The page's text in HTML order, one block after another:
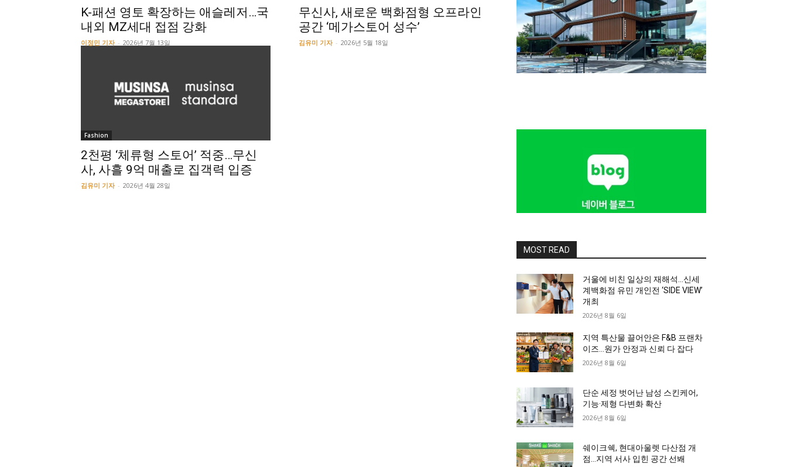
K-패션 영토 확장하는 애슬레저…국
내외 MZ세대 접점 강화
이정민 기자 - 2026년 7월 13일
무신사, 새로운 백화점형 오프라인
공간 ‘메가스토어 성수’
김유미 기자 - 2026년 5월 18일
Fashion
2천평 ‘체류형 스토어’ 적중…무신
사, 사흘 9억 매출로 집객력 입증
김유미 기자 - 2026년 4월 28일
MOST READ
거울에 비친 일상의 재해석…신세
계백화점 유민 개인전 ‘SIDE VIEW’
개최
2026년 8월 6일
지역 특산물 끌어안은 F&B 프랜차
이즈…원가 안정과 신뢰 다 잡다
2026년 8월 6일
단순 세정 벗어난 남성 스킨케어,
기능·제형 다변화 확산
2026년 8월 6일
쉐이크쉑, 현대아울렛 다산점 개
점…지역 서사 입힌 공간 선봬